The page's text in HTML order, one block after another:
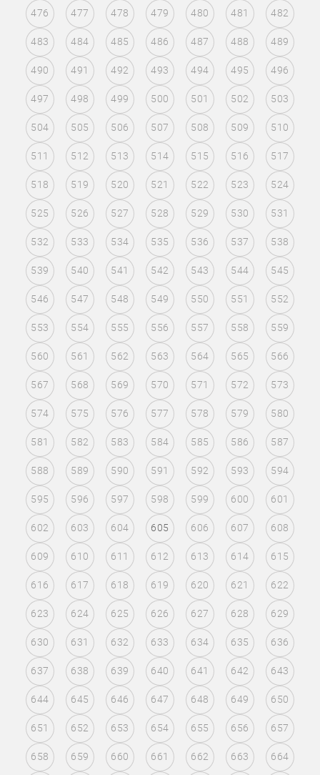
476 477 478 479 480 481 482
483 484 485 486 487 488 489
490 491 492 493 494 495 496
497 498 499 500 501 502 503
504 505 506 507 508 509 510
511 512 513 514 515 516 517
518 519 520 521 522 523 524
525 526 527 528 529 530 531
532 533 534 535 536 537 538
539 540 541 542 543 544 545
546 547 548 549 550 551 552
553 554 555 556 557 558 559
560 561 562 563 564 565 566
567 568 569 570 571 572 573
574 575 576 577 578 579 580
581 582 583 584 585 586 587
588 589 590 591 592 593 594
595 596 597 598 599 600 601
602 603 604 605 606 607 608
609 610 611 612 613 614 615
616 617 618 619 620 621 622
623 624 625 626 627 628 629
630 631 632 633 634 635 636
637 638 639 640 641 642 643
644 645 646 647 648 649 650
651 652 653 654 655 656 657
658 659 660 661 662 663 664